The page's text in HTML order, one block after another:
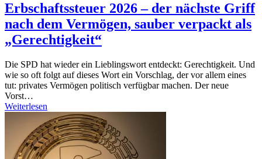
Erbschaftssteuer 2026 – der nächste Griff
nach dem Vermögen, sauber verpackt als
„Gerechtigkeit“
Die SPD hat wieder ein Lieblingswort entdeckt: Gerechtigkeit. Und
wie so oft folgt auf dieses Wort ein Vorschlag, der vor allem eines
tut: privates Vermögen politisch verfügbar machen. Der neue
Vorst…
Weiterlesen